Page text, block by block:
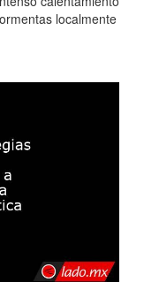
localmente